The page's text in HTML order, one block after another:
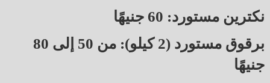
نكترين مستورد: 60 جنيهًا
برقوق مستورد (2 كيلو): من 50 إلى 80
جنيهًا